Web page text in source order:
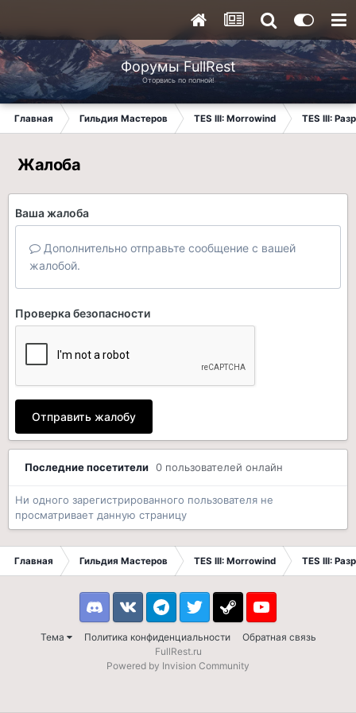
Форумы FullRest
Оторвись по полной!
Главная Гильдия Мастеров TES III: Morrowind TES III:
Жалоба
Ваша жалоба
Дополнительно отправьте сообщение с вашей
жалобой.
Проверка безопасности
Отправить жалобу
Последние посетители 0 пользователей онлайн
Ни одного зарегистрированного пользователя не
просматривает данную страницу
Главная Гильдия Мастеров TES III: Morrowind TES III:
Тема Политика конфиденциальности Обратная связь
DiscordVK TelegramTwitter Steam Youtube
FullRest.ru
Powered by Invision Community